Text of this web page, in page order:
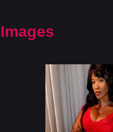
Images